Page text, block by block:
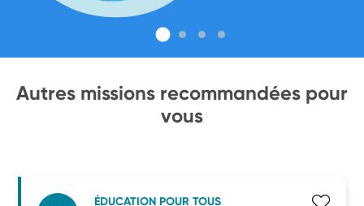
Autres missions recommandées pour
vous
ÉDUCATION POUR TOUS